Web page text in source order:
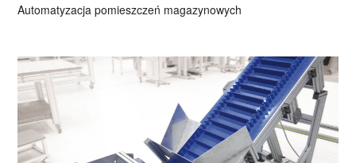
Automatyzacja pomieszczeń magazynowych